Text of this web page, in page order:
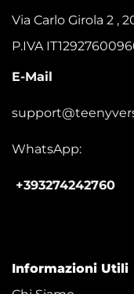
Via Carlo Girola 2 ,
P.IVA
E-Mail
WhatsApp:
+393274242760
Informazioni Utili